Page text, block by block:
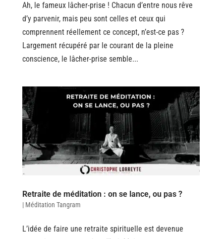
Ah, le fameux lâcher-prise ! Chacun d’entre nous rêve
d’y parvenir, mais peu sont celles et ceux qui
comprennent réellement ce concept, n’est-ce pas ?
Largement récupéré par le courant de la pleine
conscience, le lâcher-prise semble...
Retraite de méditation : on se lance, ou pas ?
| Méditation Tangram
L’idée de faire une retraite spirituelle est devenue